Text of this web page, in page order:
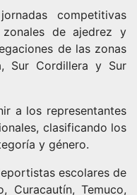
competitivas
de ajedrez y
de las zonas
Sur Cordillera y Sur
a los representantes
clasificando los
y género.
escolares de
Curacautín, Temuco,